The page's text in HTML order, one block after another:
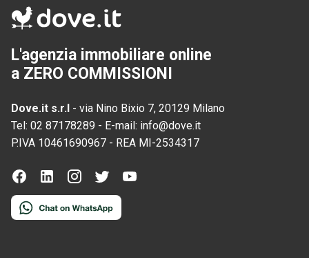
L'agenzia immobiliare online
a ZERO COMMISSIONI
Dove.it s.r.l - via Nino Bixio 7, 20129 Milano
Tel: 02 87178289 - E-mail: info@dove.it
P.IVA 10461690967 - REA MI-2534317